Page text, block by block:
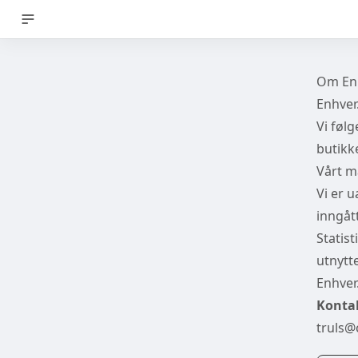
Om
Vi
Vårt
Vi er